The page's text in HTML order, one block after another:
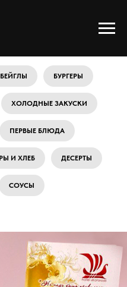
БЕЙГЛЫ БУРГЕРЫ
ХОЛОДНЫЕ ЗАКУСКИ
ПЕРВЫЕ БЛЮДА
И ХЛЕБ ДЕСЕРТЫ
СОУСЫ